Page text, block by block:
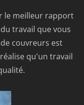
le meilleur rapport
travail que vous
couvreurs est
qu'un travail